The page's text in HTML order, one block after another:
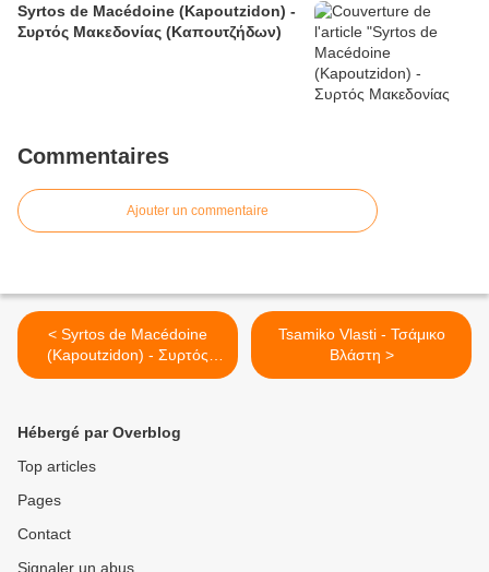
Syrtos de Macédoine (Kapoutzidon) -
Συρτός Μακεδονίας (Καπουτζήδων)
Commentaires
Ajouter un commentaire
< Syrtos de Macédoine
(Kapoutzidon) - Συρτός
Μακεδονίας (Καπουτζήδων)
Tsamiko Vlasti - Τσάμικο
Βλάστη >
Hébergé par Overblog
Top articles
Pages
Contact
Signaler un abus